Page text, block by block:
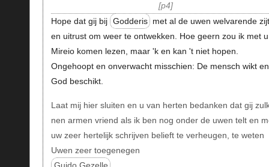
p4
Hope dat gij bij Godderis met al de uwen welvarende
en uitrust om weer te ontwekken. Hoe geern zou ik met u
Mireio komen lezen, maar 'k en kan 't niet hopen.
Ongehoopt en onverwacht misschien: De mensch wikt en
God beschikt.
Laat mij hier sluiten en u van herten bedanken dat gij
nen armen vriend als ik ben nog onder de uwen telt en
uw zeer hertelijk schrijven belieft te verheugen, te weten
Uwen zeer toegenegen
Guido Gezelle